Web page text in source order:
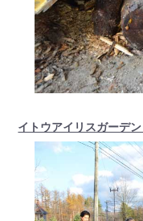
イトウアイリスガーデ